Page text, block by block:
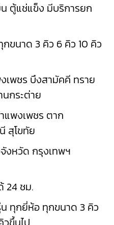
ตู้แช่แข็ง มีบริการยก
ขนาด 3 คิว 6 คิว 10 คิว
เพชร บึงสามัคคี ทราย
นกระต่าย
แพงเพชร ตาก
สุโขทัย
งหวัด กรุงเทพฯ
24 ชม.
ทุกยี่ห้อ ทุกขนาด 3 คิว